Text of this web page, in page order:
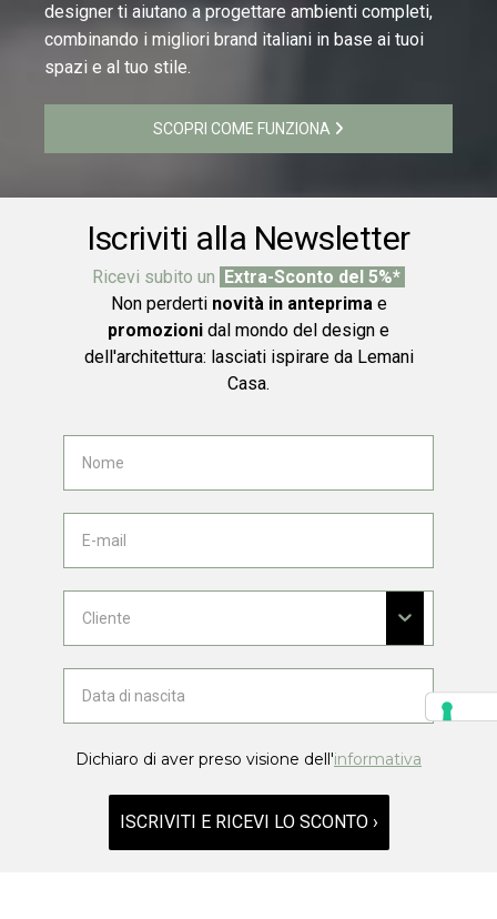
designer ti aiutano a progettare ambienti completi,
combinando i migliori brand italiani in base ai tuoi
spazi e al tuo stile.
SCOPRI COME FUNZIONA
Iscriviti alla Newsletter
Ricevi subito un Extra-Sconto del 5%*
Non perderti novità in anteprimae
promozioni dal mondo del design e
dell'architettura: lasciati ispirare da Lemani
Casa.
Dichiaro di aver preso visione dell'informativa
ISCRIVITI E RICEVI LO SCONTO ›